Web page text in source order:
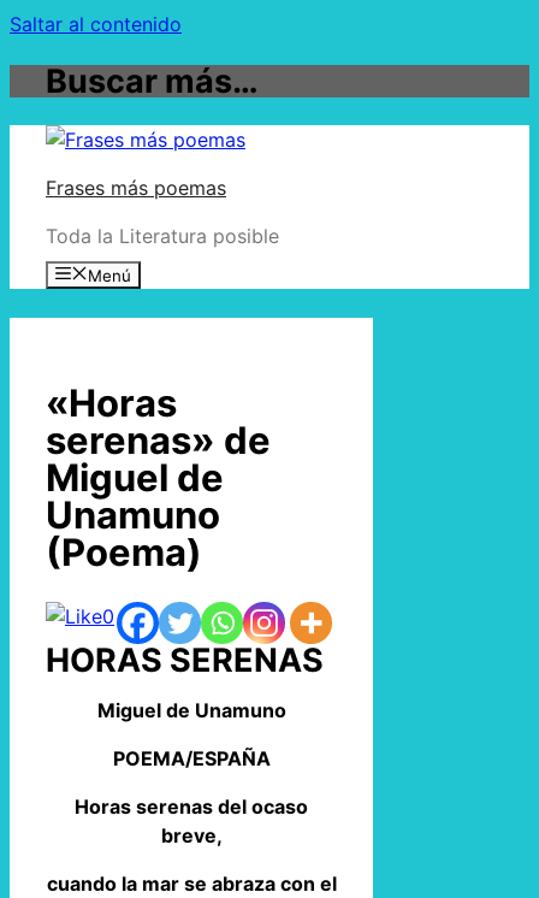
Saltar al contenido
Buscar más…
Frases más poemas
Toda la Literatura posible
Menú
«Horas
serenas» de
Miguel de
Unamuno
(Poema)
0
HORAS SERENAS
Miguel de Unamuno
POEMA/ESPAÑA
Horas serenas del ocaso
breve,
cuando la mar se abraza con el